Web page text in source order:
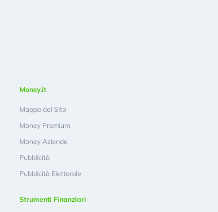
Money.it
Mappa del Sito
Money Premium
Money Aziende
Pubblicità
Pubblicità Elettorale
Strumenti Finanziari